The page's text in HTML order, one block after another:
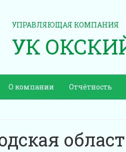
УПРАВЛЯЮЩАЯ КОМПАНИЯ
УК
О компании Отчётность